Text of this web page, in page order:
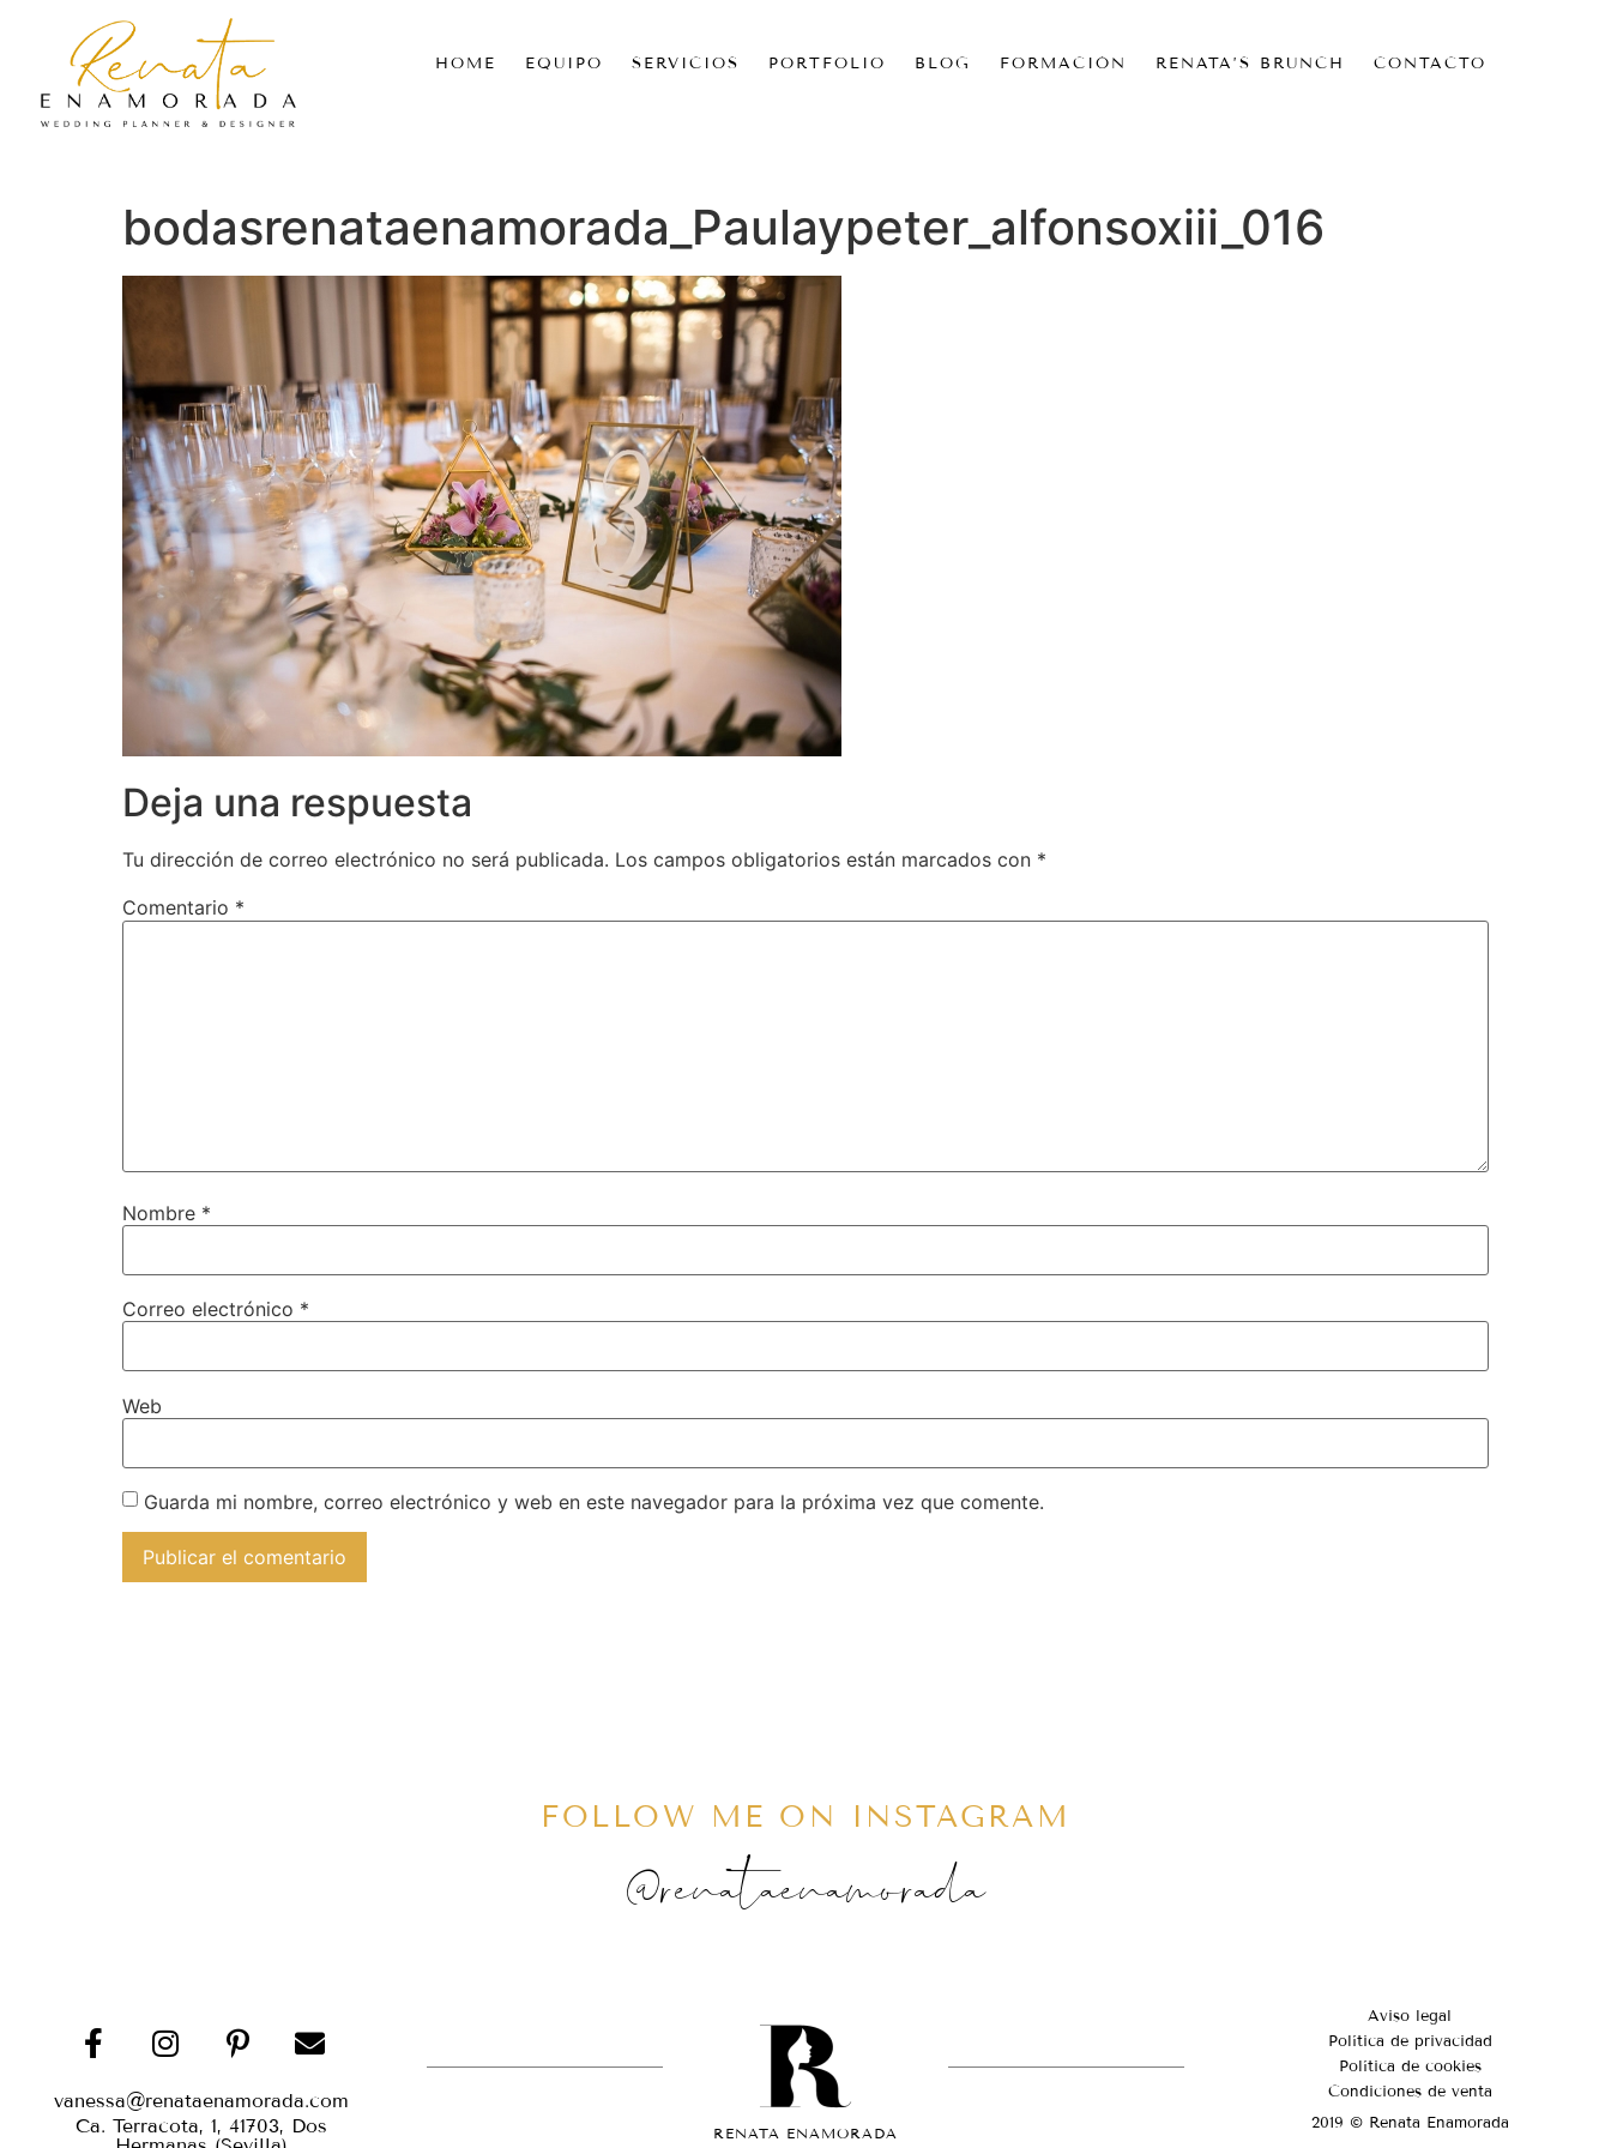
HOME EQUIPO SERVICIOS PORTFOLIO BLOG FORMACIÓN RENATA’S BRUNCH CONTACTO
bodasrenataenamorada_Paulaypeter_alfonsoxiii_016
Deja una respuesta
Tu dirección de correo electrónico no será publicada. Los campos obligatorios están marcados con *
Comentario *
Nombre *
Correo electrónico *
Web
Guarda mi nombre, correo electrónico y web en este navegador para la próxima vez que comente.
FOLLOW ME ON INSTAGRAM
@renataenamorada
vanessa@renataenamorada.com
Ca. Terracota, 1, 41703, Dos
RENATA ENAMORADA
Aviso legal
Política de privacidad
Política de cookies
Condiciones de venta
2019 © Renata Enamorada